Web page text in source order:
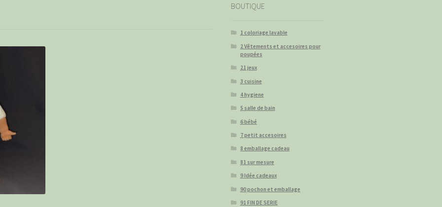
BOUTIQUE
1 coloriage lavable
2 Vêtements et accesoires pour
poupées
21 jeux
3 cuisine
4 hygiene
5 salle de bain
6 bébé
7 petit accesoires
8 emballage cadeau
81 sur mesure
9 Idée cadeaux
90 pochon et emballage
91 FIN DE SERIE